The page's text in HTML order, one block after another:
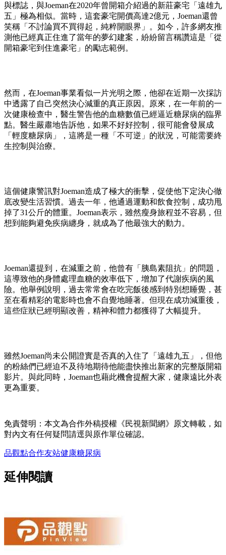
與標誌，與Joeman在2020年曾開箱介紹過的新莊豪宅「遠雄九
五」極為相似。當時，這套豪宅開價高達2億元，Joeman還曾
笑稱「不討論買不買得起，純粹開眼界」。如今，許多網友推
測他已經真正住進了當年的夢幻建案，紛紛留言稱讚這是「從
開箱豪宅到住進豪宅」的勵志範例。
然而，在Joeman事業看似一片光明之際，他卻在近期一次採訪
中透露了自己突然決心減重的真正原因。原來，在一年前的一
次健康檢查中，醫生警告他的血糖數值已經逼近糖尿病的臨界
點。醫生嚴肅地告訴他，如果不好好控制，很可能會發展成
「輕度糖尿病」，這將是一種「不可逆」的狀況，可能需要終
生控制與治療。
這個健康警訊對Joeman造成了極大的衝擊，促使他下定決心徹
底改變生活習慣。過去一年，他通過運動和飲食控制，成功甩
掉了31公斤的體重。Joeman表示，雖然瘦身旅程並不容易，但
想到能夠避免疾病纏身，就成為了他最強大的動力。
Joeman還提到，在減重之前，他曾有「胰島素阻抗」的問題，
這導致他的身體處理血糖的效率低下，增加了代謝疾病的風
險。他舉例說明，過去常常會在吃完飯後感到特別想睡覺，甚
至在看精彩的電影時也會不自覺地睡著。但現在成功減重後，
這些症狀已經明顯改善，精神和體力都獲得了大幅提升。
雖然Joeman尚未公開證實是否真的入住了「遠雄九五」，但他
的粉絲們已經迫不及待地期待他能盡快推出新家的完整版開箱
影片。與此同時，Joeman也藉此機會提醒大家，健康遠比外表
更為重要。
免責聲明：本文為合作外稿授權《民視新聞網》原文轉載，如
對內文有任何疑問請逕與原作單位確認。
品觀點合作友站健康糖尿病
延伸閱讀